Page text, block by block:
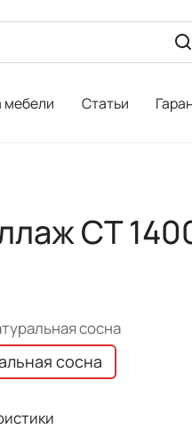
мебели Статьи
СТ
сосна
сосна